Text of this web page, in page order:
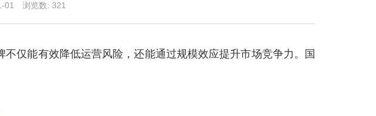
01 浏览数: 321
仅能有效降低运营风险，还能通过规模效应提升市场竞争力。国